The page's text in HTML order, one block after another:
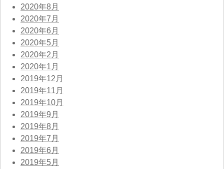
2020年8月
2020年7月
2020年6月
2020年5月
2020年2月
2020年1月
2019年12月
2019年11月
2019年10月
2019年9月
2019年8月
2019年7月
2019年6月
2019年5月